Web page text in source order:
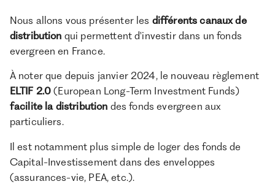
Nous allons vous présenter les différents canaux de
distribution qui permettent d'investir dans un fonds
evergreen en France.
À noter que depuis janvier 2024, le nouveau règlement
ELTIF 2.0 (European Long-Term Investment Funds)
facilite la distribution des fonds evergreen aux
particuliers.
Il est notamment plus simple de loger des fonds de
Capital-Investissement dans des enveloppes
(assurances-vie, PEA, etc.).